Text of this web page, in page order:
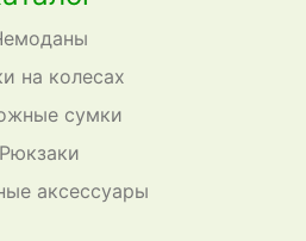
на колесах
сумки
Рюкзаки
аксессуары